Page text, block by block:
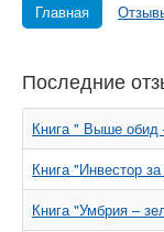
Главная
Последние
Книга " Выше обид
Книга "Инвестор
Книга "Умбрия –